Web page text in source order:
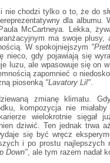
nie chodzi tylko o to, że do
dla albumu.
McCartneya. Lekka,
ma swoje
W spokojniejszym
gdy pojawiają się
luzu, ale wpasowuje się on
zapomnieć o
piosenką "Lavatory Lil"
zmianę klimatu.
kompozycja nie
wielokrotnie sięgał
dziwić. Ten jednak trwa
się być wręcz
i po prostu najlepszych
Down" , ale tym razem nadał